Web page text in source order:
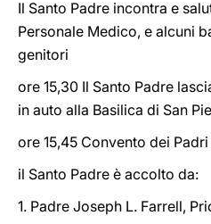
Il Santo Padre incontra e
Personale Medico, e alcuni
genitori
ore 15,30 Il Santo Padre
in auto alla Basilica di San
ore 15,45 Convento dei
il Santo Padre è accolto da:
1. Padre Joseph L. Farrell,